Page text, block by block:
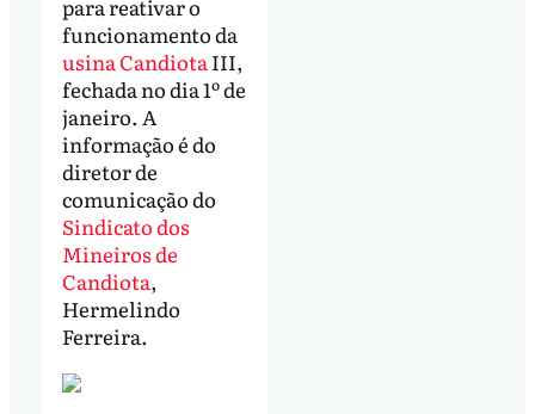
para reativar o
funcionamento da
usina Candiota III,
fechada no dia 1º de
janeiro. A
informação é do
diretor de
comunicação do
Sindicato dos
Mineiros de
Candiota,
Hermelindo
Ferreira.